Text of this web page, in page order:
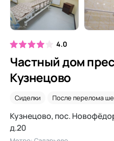
4.0
Частный дом
Кузнецово
Сиделки После перелома
Кузнецово, пос.
д.20